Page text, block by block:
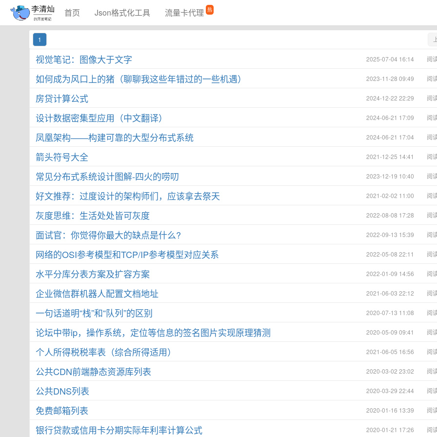
首页 Json格式化工具 流量卡代理 热
1
视觉笔记：图像大于文字 2025-07-04 16:14 阅
如何成为风口上的猪（聊聊我这些年错过的一些机遇） 2023-11-28 09:49 阅
房贷计算公式 2024-12-22 22:29 阅
设计数据密集型应用（中文翻译） 2024-06-21 17:09 阅
凤凰架构——构建可靠的大型分布式系统 2024-06-21 17:04 阅
箭头符号大全 2021-12-25 14:41 阅
常见分布式系统设计图解-四火的唠叨 2023-12-19 10:40 阅
好文推荐：过度设计的架构师们，应该拿去祭天 2021-02-02 11:00 阅
灰度思维：生活处处皆可灰度 2022-08-08 17:28 阅
面试官：你觉得你最大的缺点是什么? 2022-09-13 15:39 阅
网络的OSI参考模型和TCP/IP参考模型对应关系 2022-05-08 22:11 阅
水平分库分表方案及扩容方案 2022-01-09 14:56 阅
企业微信群机器人配置文档地址 2021-06-03 22:12 阅
一句话道明“栈”和“队列”的区别 2020-07-13 11:08 阅
论坛中带ip，操作系统，定位等信息的签名图片实现原理猜测 2020-05-09 09:41 阅
个人所得税税率表（综合所得适用） 2021-06-05 16:56 阅
公共CDN前端静态资源库列表 2020-03-02 23:02 阅
公共DNS列表 2020-03-29 22:44 阅
免费邮箱列表 2020-01-16 13:39 阅
银行贷款或信用卡分期实际年利率计算公式 2020-01-21 17:26 阅